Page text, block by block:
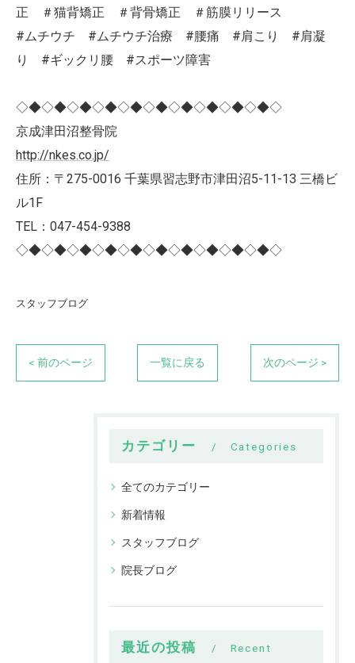
正 ＃猫背矯正 ＃背骨矯正 ＃筋膜リリース
#ムチウチ #ムチウチ治療 #腰痛 #肩こり #肩凝
り #ギックリ腰 #スポーツ障害
◇◆◇◆◇◆◇◆◇◆◇◆◇◆◇◆◇◆◇◆◇
京成津田沼整骨院
http://nkes.co.jp/
住所：〒275-0016 千葉県習志野市津田沼5-11-13 三橋ビ
ル1F
TEL：047-454-9388
◇◆◇◆◇◆◇◆◇◆◇◆◇◆◇◆◇◆◇◆◇
スタッフブログ
< 前のページ 一覧に戻る 次のページ >
カテゴリー Categories
全てのカテゴリー
新着情報
スタッフブログ
院長ブログ
最近の投稿
Recent